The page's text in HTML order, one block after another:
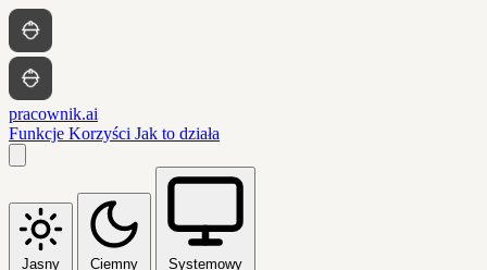
pracownik.ai
Funkcje Korzyści Jak to działa
Jasny Ciemny Systemowy